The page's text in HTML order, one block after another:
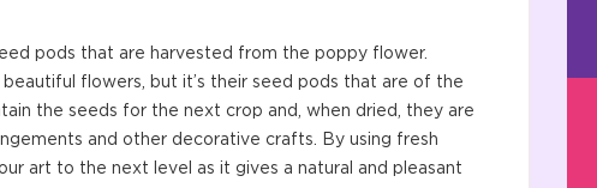
pods that are harvested from the poppy flower.
flowers, but it’s their seed pods that are of the
the seeds for the next crop and, when dried, they are
and other decorative crafts. By using fresh
art to the next level as it gives a natural and pleasant